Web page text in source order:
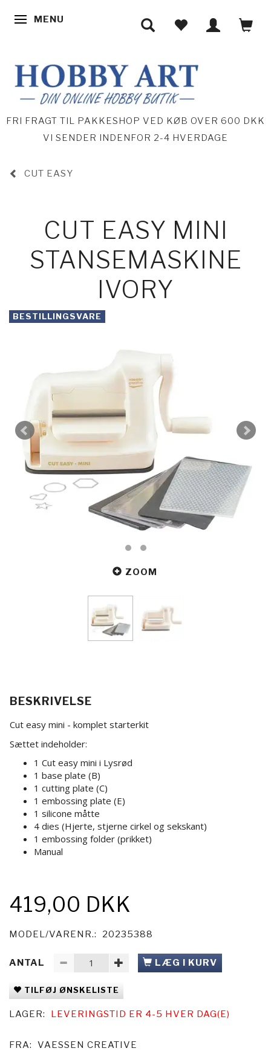
SKIFTE NAVIGATION
MENU
FRI FRAGT TIL PAKKESHOP VED KØB OVER 600 DKK
VI SENDER INDENFOR 2-4 HVERDAGE
CUT EASY
CUT EASY MINI
STANSEMASKINE
IVORY
BESTILLINGSVARE
ZOOM
BESKRIVELSE
Cut easy mini - komplet starterkit
Sættet indeholder:
1 Cut easy mini i Lysrød
1 base plate (B)
1 cutting plate (C)
1 embossing plate (E)
1 silicone måtte
4 dies (Hjerte, stjerne cirkel og sekskant)
1 embossing folder (prikket)
Manual
419,00 DKK
MODEL/VARENR.: 20235388
ANTAL LÆG I KURV
TILFØJ ØNSKELISTE
LAGER: LEVERINGSTID ER 4-5 HVER DAG(E)
FRA: VAESSEN CREATIVE